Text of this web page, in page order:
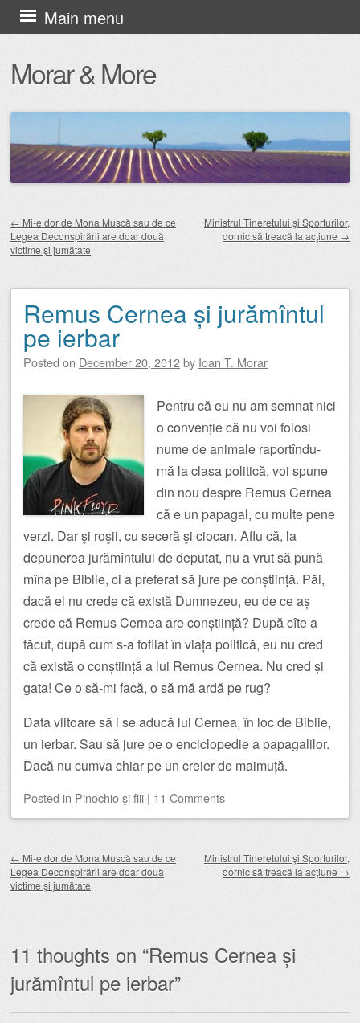
Morar & More
Main menu
Skip
to
content
Post navigation
← Mi-e dor de Mona Muscă sau de ce
Legea Deconspirării are doar două
victime şi jumătate
Ministrul Tineretului şi Sporturilor,
dornic să treacă la acţiune →
Remus Cernea și jurămîntul
pe ierbar
Posted on December 20, 2012by Ioan T. Morar
Pentru că eu nu am semnat nici
o convenție că nu voi folosi
nume de animale raportîndu-
mă la clasa politică, voi spune
din nou despre Remus Cernea
că e un papagal, cu multe pene
verzi. Dar şi roşii, cu seceră şi ciocan. Aflu că, la
depunerea jurămîntului de deputat, nu a vrut să pună
mîna pe Biblie, ci a preferat să jure pe conștiință. Păi,
dacă el nu crede că există Dumnezeu, eu de ce aș
crede că Remus Cernea are conștiință? După cîte a
făcut, după cum s-a fofilat în viața politică, eu nu cred
că există o conștiință a lui Remus Cernea. Nu cred și
gata! Ce o să-mi facă, o să mă ardă pe rug?
Data viitoare să i se aducă lui Cernea, în loc de Biblie,
un ierbar. Sau să jure pe o enciclopedie a papagalilor.
Dacă nu cumva chiar pe un creier de maimuță.
Posted in Pinochio şi fiii | 11 Comments
← Mi-e dor de Mona Muscă sau de ce
Legea Deconspirării are doar două
victime şi jumătate
Ministrul Tineretului şi Sporturilor,
dornic să treacă la acţiune →
11 thoughts on “Remus Cernea și
jurămîntul pe ierbar”